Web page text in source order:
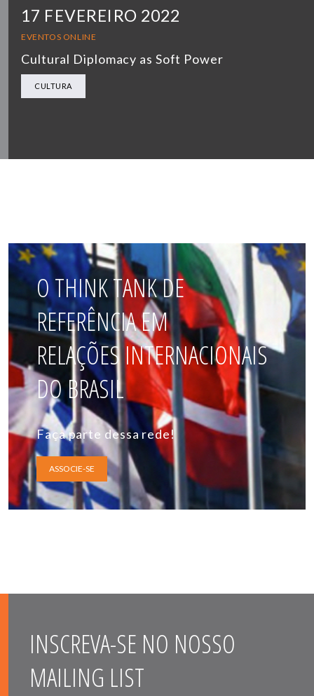
17 FEVEREIRO 2022
EVENTOS ONLINE
Cultural Diplomacy as Soft Power
CULTURA
O THINK TANK DE
REFERÊNCIA EM
RELAÇÕES INTERNACIONAIS
DO BRASIL
Faça parte dessa rede!
ASSOCIE-SE
INSCREVA-SE NO NOSSO
MAILING LIST